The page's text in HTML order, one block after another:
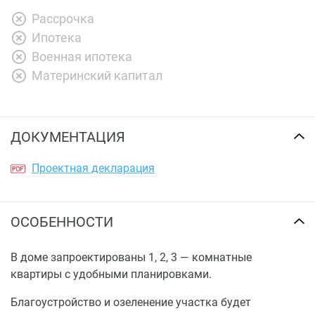
Рассрочка
Ипотека
Военная ипотека
Материнский капитал
ДОКУМЕНТАЦИЯ
Проектная декларация
ОСОБЕННОСТИ
В доме запроектированы 1, 2, 3 — комнатные
квартиры с удобными планировками.
Благоустройство и озеленение участка будет